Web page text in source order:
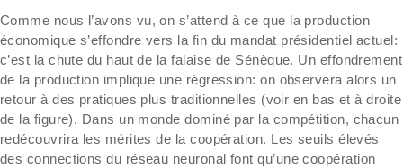
Comme nous l’avons vu, on s’attend à ce que la production
économique s’effondre vers la fin du mandat présidentiel actuel:
c’est la chute du haut de la falaise de Sénèque. Un effondrement
de la production implique une régression: on observera alors un
retour à des pratiques plus traditionnelles (voir en bas et à droite
de la figure). Dans un monde dominé par la compétition, chacun
redécouvrira les mérites de la coopération. Les seuils élevés
des connections du réseau neuronal font qu’une coopération